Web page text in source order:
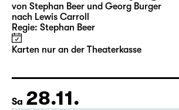
von Stephan Beer und Georg Burger
nach Lewis Carroll
Regie: Stephan Beer
Karten nur an der Theaterkasse
Sa 28.11.